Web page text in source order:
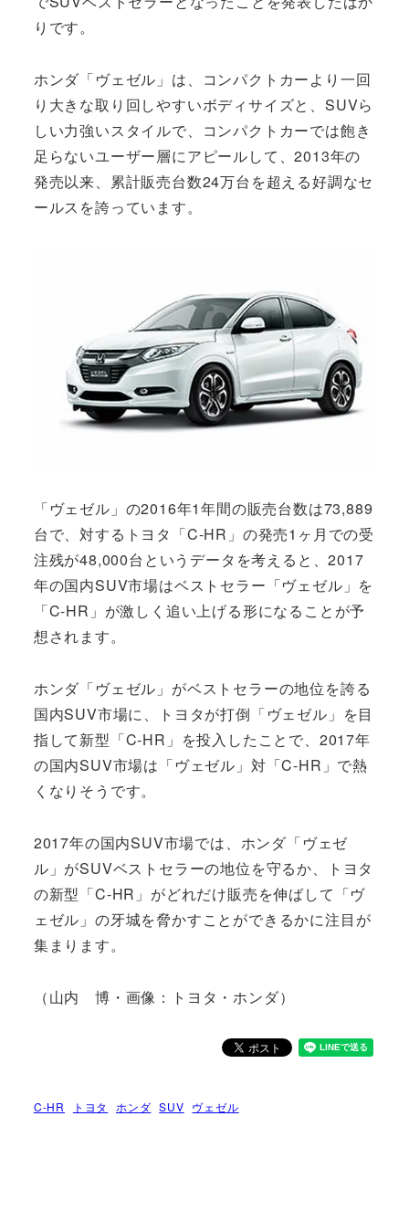
りです。
ホンダ「ヴェゼル」は、コンパクトカーより一回
り大きな取り回しやすいボディサイズと、SUVら
しい力強いスタイルで、コンパクトカーでは飽き
足らないユーザー層にアピールして、2013年の
発売以来、累計販売台数24万台を超える好調なセ
ールスを誇っています。
「ヴェゼル」の2016年1年間の販売台数は73,889
台で、対するトヨタ「C-HR」の発売1ヶ月での受
注残が48,000台というデータを考えると、2017
年の国内SUV市場はベストセラー「ヴェゼル」を
「C-HR」が激しく追い上げる形になることが予
想されます。
ホンダ「ヴェゼル」がベストセラーの地位を誇る
国内SUV市場に、トヨタが打倒「ヴェゼル」を目
指して新型「C-HR」を投入したことで、2017年
の国内SUV市場は「ヴェゼル」対「C-HR」で熱
くなりそうです。
2017年の国内SUV市場では、ホンダ「ヴェゼ
ル」がSUVベストセラーの地位を守るか、トヨタ
の新型「C-HR」がどれだけ販売を伸ばして「ヴ
ェゼル」の牙城を脅かすことができるかに注目が
集まります。
（山内 博・画像：トヨタ・ホンダ）
C-HR トヨタ ホンダ SUV ヴェゼル